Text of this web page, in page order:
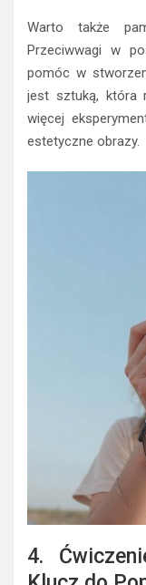
Warto także
Przeciwwagi w
pomóc w
jest sztuką, która
więcej
estetyczne obrazy.
4.